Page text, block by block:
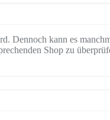
Dennoch kann es
Shop zu